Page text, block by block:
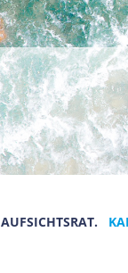
AUFSICHTSRAT.